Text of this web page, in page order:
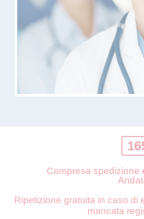
Compresa spedizione
Ripetizione gratuita in caso di
mancata